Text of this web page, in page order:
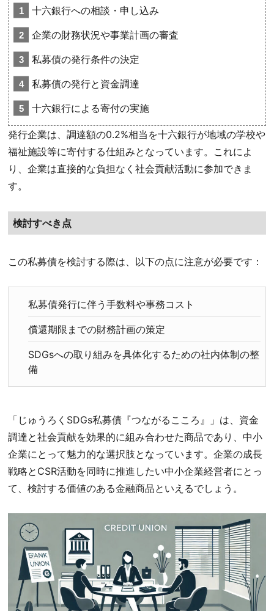
十六銀行への相談・申し込み
企業の財務状況や事業計画の審査
私募債の発行条件の決定
私募債の発行と資金調達
十六銀行による寄付の実施
発行企業は、調達額の0.2%相当を十六銀行が地域の学校や
福祉施設等に寄付する仕組みとなっています。これによ
り、企業は直接的な負担なく社会貢献活動に参加できま
す。
検討すべき点
この私募債を検討する際は、以下の点に注意が必要です：
私募債発行に伴う手数料や事務コスト
償還期限までの財務計画の策定
SDGsへの取り組みを具体化するための社内体制の整
備
「じゅうろくSDGs私募債『つながるこころ』」は、資金
調達と社会貢献を効果的に組み合わせた商品であり、中小
企業にとって魅力的な選択肢となっています。企業の成長
戦略とCSR活動を同時に推進したい中小企業経営者にとっ
て、検討する価値のある金融商品といえるでしょう。